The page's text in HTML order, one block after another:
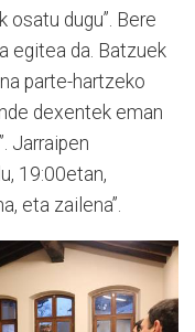
osatu dugu”. Bere
egitea da. Batzuek
parte-hartzeko
dexentek eman
Jarraipen
19:00etan,
eta zailena”.